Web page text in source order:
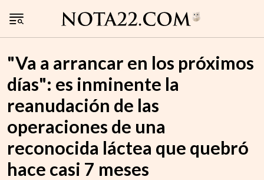
"Va a arrancar en los próximos
días": es inminente la
reanudación de las
operaciones de una
reconocida láctea que quebró
hace casi 7 meses